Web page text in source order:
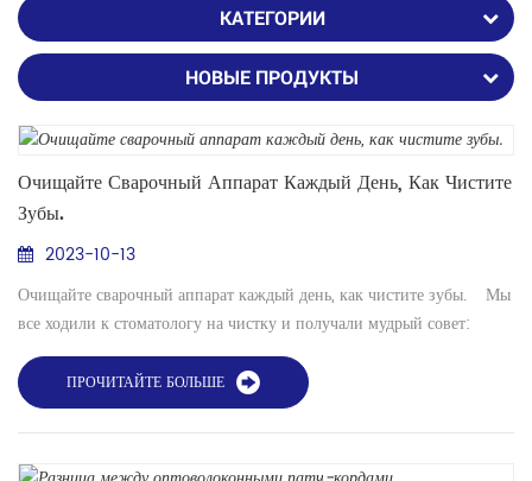
КАТЕГОРИИ
НОВЫЕ ПРОДУКТЫ
Очищайте Сварочный Аппарат Каждый День, Как Чистите
Зубы.
2023-10-13
Очищайте сварочный аппарат каждый день, как чистите зубы. Мы
все ходили к стоматологу на чистку и получали мудрый совет:
чистите зубы зубной нитью (большинство говорит два раза в
день!), чтобы избежать накопления зубного налета и микробов,
которые могут нанести вред вашим зубам и даже вашему здоровью.
. Следите за чистотой своих зубов, и они будут служить вам верой и
правдой всю жизнь! Хотите в...
ПРОЧИТАЙТЕ БОЛЬШЕ